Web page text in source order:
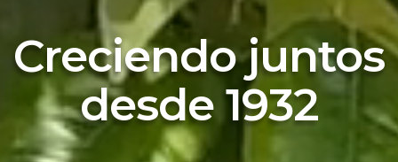
Creciendo juntos
desde 1932